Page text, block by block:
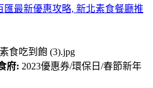
匯最新優惠攻略, 新北素食餐廳推
府: 2023優惠券/環保日/春節新年